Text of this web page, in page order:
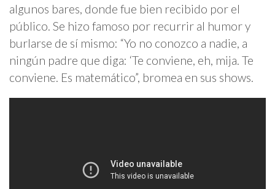
algunos bares, donde fue bien recibido por el
público. Se hizo famoso por recurrir al humor y
burlarse de sí mismo: “Yo no conozco a nadie, a
ningún padre que diga: ‘Te conviene, eh, mija. Te
conviene. Es matemático”, bromea en sus shows.